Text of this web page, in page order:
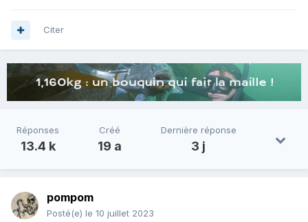
Citer
Réponses
13.4 k
Créé
19 a
Dernière réponse
3 j
pompom
Posté(e) le 10 juillet 2023